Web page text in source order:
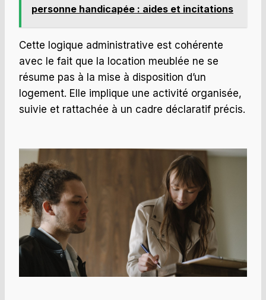
personne handicapée : aides et incitations
Cette logique administrative est cohérente
avec le fait que la location meublée ne se
résume pas à la mise à disposition d’un
logement. Elle implique une activité organisée,
suivie et rattachée à un cadre déclaratif précis.